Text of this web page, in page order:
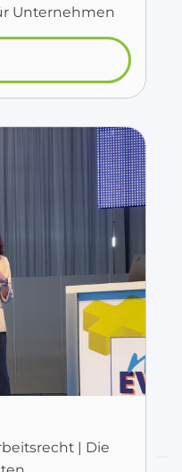
Unternehmen
| Die